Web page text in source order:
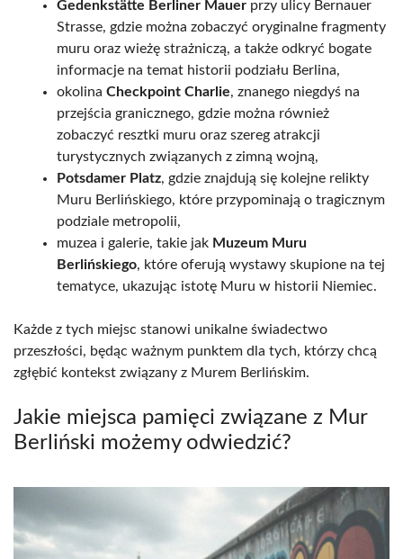
Gedenkstätte Berliner Mauer przy ulicy Bernauer
Strasse, gdzie można zobaczyć oryginalne fragmenty
muru oraz wieżę strażniczą, a także odkryć bogate
informacje na temat historii podziału Berlina,
okolina Checkpoint Charlie, znanego niegdyś na
przejścia granicznego, gdzie można również
zobaczyć resztki muru oraz szereg atrakcji
turystycznych związanych z zimną wojną,
Potsdamer Platz, gdzie znajdują się kolejne relikty
Muru Berlińskiego, które przypominają o tragicznym
podziale metropolii,
muzea i galerie, takie jak Muzeum Muru
Berlińskiego, które oferują wystawy skupione na tej
tematyce, ukazując istotę Muru w historii Niemiec.
Każde z tych miejsc stanowi unikalne świadectwo
przeszłości, będąc ważnym punktem dla tych, którzy chcą
zgłębić kontekst związany z Murem Berlińskim.
Jakie miejsca pamięci związane z Mur
Berliński możemy odwiedzić?